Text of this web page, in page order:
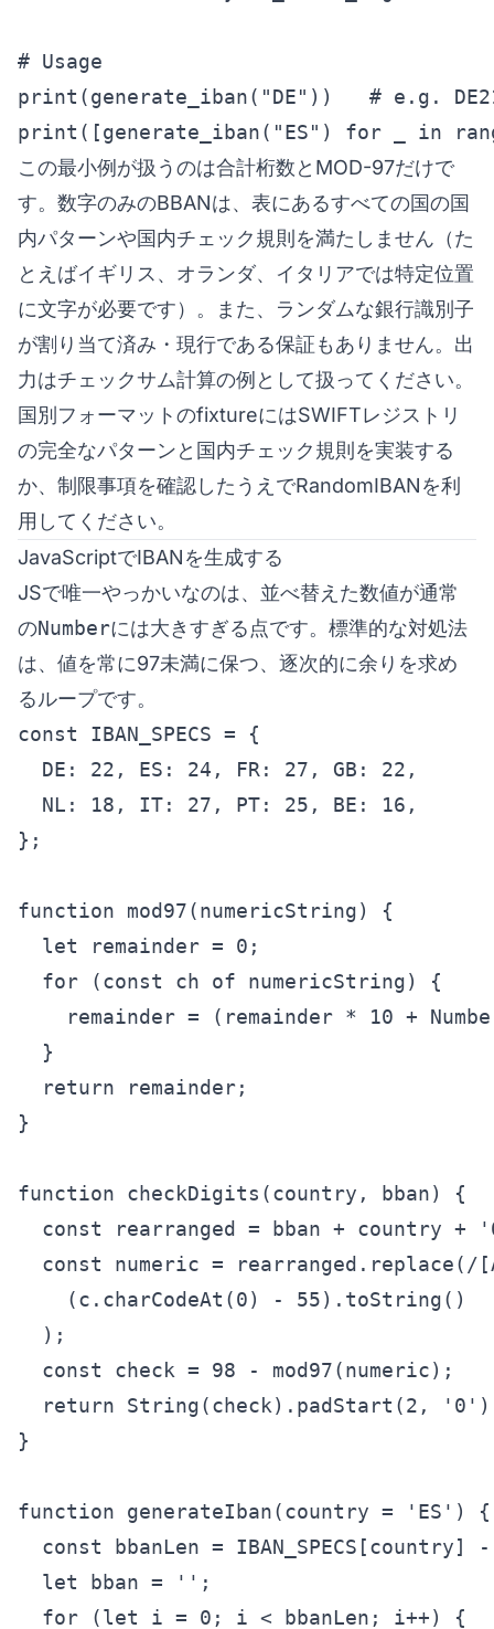
# Usage
print(generate_iban("DE"))   # e.g.
print([generate_iban("ES") for _ in
この最小例が扱うのは合計桁数とMOD-97だけで
す。数字のみのBBANは、表にあるすべての国の国
内パターンや国内チェック規則を満たしません（た
とえばイギリス、オランダ、イタリアでは特定位置
に文字が必要です）。また、ランダムな銀行識別子
が割り当て済み・現行である保証もありません。出
力はチェックサム計算の例として扱ってください。
国別フォーマットのfixtureにはSWIFTレジストリ
の完全なパターンと国内チェック規則を実装する
か、制限事項を確認したうえでRandomIBANを利
用してください。
JavaScriptでIBANを生成する
JSで唯一やっかいなのは、並べ替えた数値が通常
のNumberには大きすぎる点です。標準的な対処法
は、値を常に97未満に保つ、逐次的に余りを求め
るループです。
const IBAN_SPECS = {
  DE: 22, ES: 24, FR: 27, GB: 22,
  NL: 18, IT: 27, PT: 25, BE: 16,
};
function mod97(numericString) {
  let remainder = 0;
  for (const ch of numericString) {
remainder = (remainder * 10 +
  }
  return remainder;
}
function checkDigits(country, bban) {
const rearranged = bban + country +
const numeric = rearranged.replace(/
    (c.charCodeAt(0) - 55).toString()
  );
  const check = 98 - mod97(numeric);
return String(check).padStart(2,
}
function generateIban(country = 'ES') {
const bbanLen = IBAN_SPECS[country]
  let bban = '';
  for (let i = 0; i < bbanLen; i++) {